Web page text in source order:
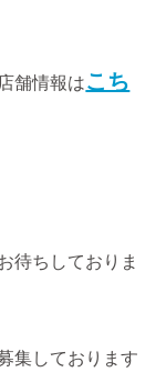
舗情報はこち
待ちしておりま
集しております